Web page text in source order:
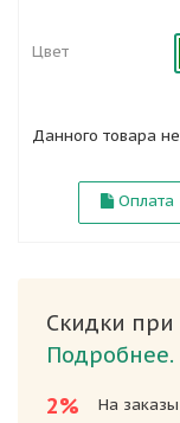
Цвет
Данного товара
Оплата
Скидки
Подробнее.
2%
На